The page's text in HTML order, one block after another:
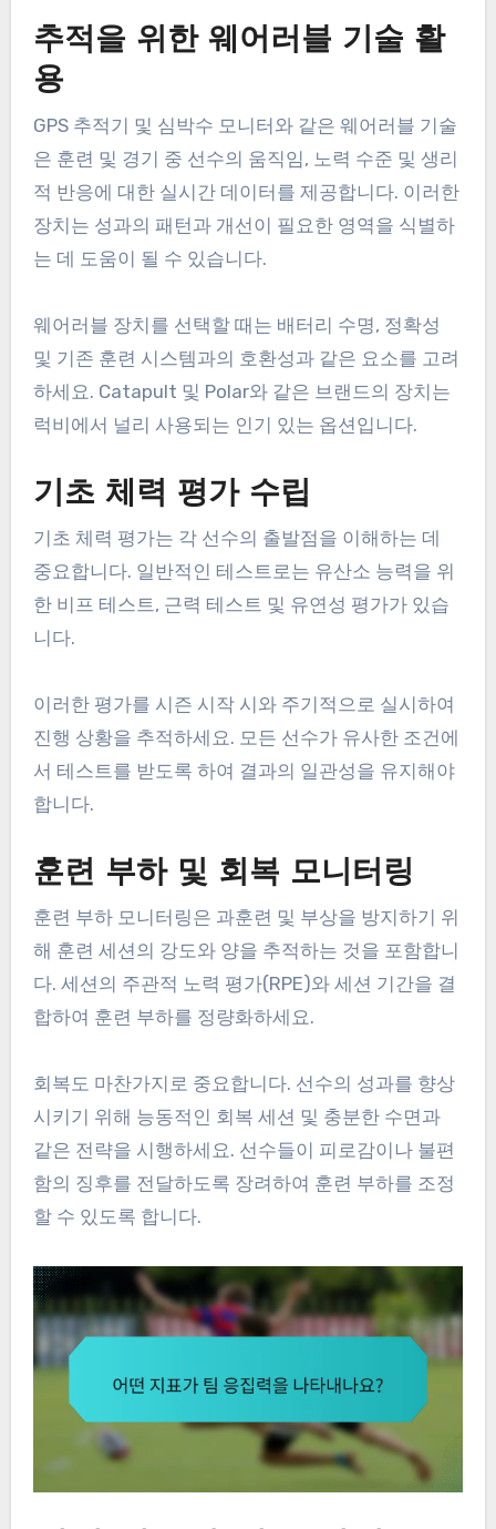
추적을 위한 웨어러블 기술 활
용
GPS 추적기 및 심박수 모니터와 같은 웨어러블 기술
은 훈련 및 경기 중 선수의 움직임, 노력 수준 및 생리
적 반응에 대한 실시간 데이터를 제공합니다. 이러한
장치는 성과의 패턴과 개선이 필요한 영역을 식별하
는 데 도움이 될 수 있습니다.
웨어러블 장치를 선택할 때는 배터리 수명, 정확성
및 기존 훈련 시스템과의 호환성과 같은 요소를 고려
하세요. Catapult 및 Polar와 같은 브랜드의 장치는
럭비에서 널리 사용되는 인기 있는 옵션입니다.
기초 체력 평가 수립
기초 체력 평가는 각 선수의 출발점을 이해하는 데
중요합니다. 일반적인 테스트로는 유산소 능력을 위
한 비프 테스트, 근력 테스트 및 유연성 평가가 있습
니다.
이러한 평가를 시즌 시작 시와 주기적으로 실시하여
진행 상황을 추적하세요. 모든 선수가 유사한 조건에
서 테스트를 받도록 하여 결과의 일관성을 유지해야
합니다.
훈련 부하 및 회복 모니터링
훈련 부하 모니터링은 과훈련 및 부상을 방지하기 위
해 훈련 세션의 강도와 양을 추적하는 것을 포함합니
다. 세션의 주관적 노력 평가(RPE)와 세션 기간을 결
합하여 훈련 부하를 정량화하세요.
회복도 마찬가지로 중요합니다. 선수의 성과를 향상
시키기 위해 능동적인 회복 세션 및 충분한 수면과
같은 전략을 시행하세요. 선수들이 피로감이나 불편
함의 징후를 전달하도록 장려하여 훈련 부하를 조정
할 수 있도록 합니다.